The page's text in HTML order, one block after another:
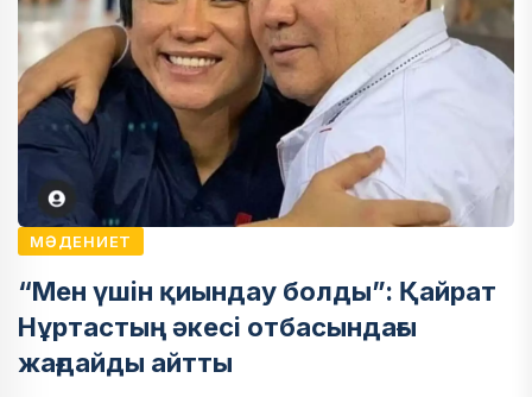
МӘДЕНИЕТ
“Мен үшін қиындау болды”: Қайрат
Нұртастың әкесі отбасындағы
жағдайды айтты